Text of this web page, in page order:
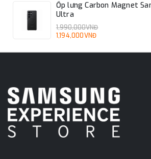
Ốp lưng Carbon Magnet
Ultra
1,990,000VNĐ
1,194,000VNĐ